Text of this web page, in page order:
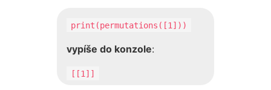
print(permutations([1]))
vypíše do konzole:
[[1]]